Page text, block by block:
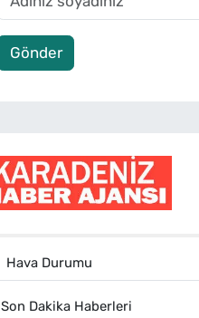
Gönder
Hava Durumu
Son Dakika Haberleri